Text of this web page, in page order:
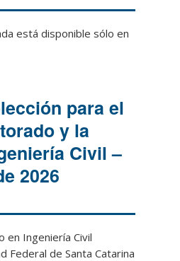
está disponible sólo en
para el
y la
Civil –
2026
en Ingeniería Civil
Federal de Santa Catarina